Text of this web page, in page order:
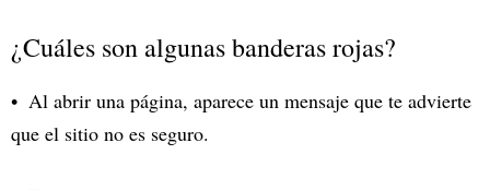
¿Cuáles son algunas banderas rojas?
Al abrir una página, aparece un mensaje que te advierte
que el sitio no es seguro.